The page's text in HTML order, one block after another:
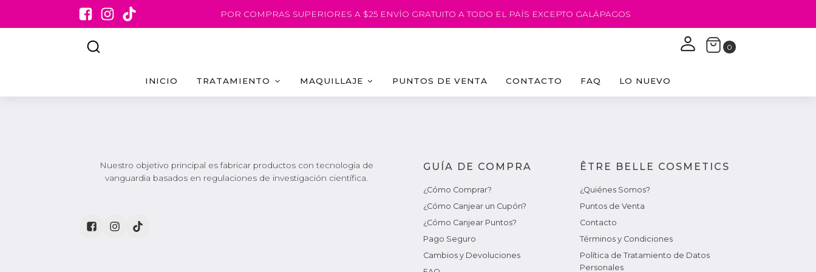
POR COMPRAS SUPERIORES A $25 ENVÍO GRATUITO A TODO EL PAÍS EXCEPTO GALÁPAGOS
INICIO TRATAMIENTO MAQUILLAJE PUNTOS DE VENTA CONTACTO FAQ LO NUEVO
Nuestro objetivo principal es fabricar productos con tecnología de
vanguardia basados en regulaciones de investigación científica.
GUÍA DE COMPRA
¿Cómo Comprar?
¿Cómo Canjear un Cupón?
¿Cómo Canjear Puntos?
Pago Seguro
Cambios y Devoluciones
ÊTRE BELLE COSMETICS
¿Quiénes Somos?
Puntos de Venta
Contacto
Términos y Condiciones
Política de Tratamiento de Datos
Personales